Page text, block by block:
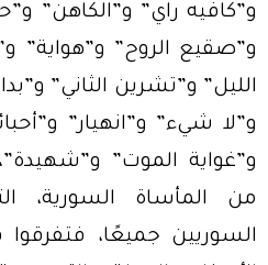
و”كافيه راي” و”الكاهن”
و”صقيع الروح” و”هواية”
الليل” و”تشرين الثاني”
و”لا شيء” و”انهيار”
و”غواية الموت”
من المأساة السورية،
السوريين جميعًا،